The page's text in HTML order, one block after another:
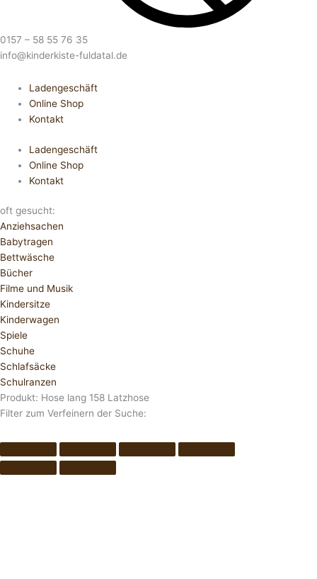
0157 – 58 55 76 35
info@kinderkiste-fuldatal.de
Ladengeschäft
Online Shop
Kontakt
Ladengeschäft
Online Shop
Kontakt
oft gesucht:
Anziehsachen
Babytragen
Bettwäsche
Bücher
Filme und Musik
Kindersitze
Kinderwagen
Spiele
Schuhe
Schlafsäcke
Schulranzen
Produkt: Hose lang 158 Latzhose
Filter zum Verfeinern der Suche: